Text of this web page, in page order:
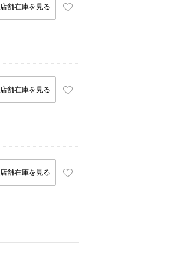
店舗在庫を見る
店舗在庫を見る
店舗在庫を見る